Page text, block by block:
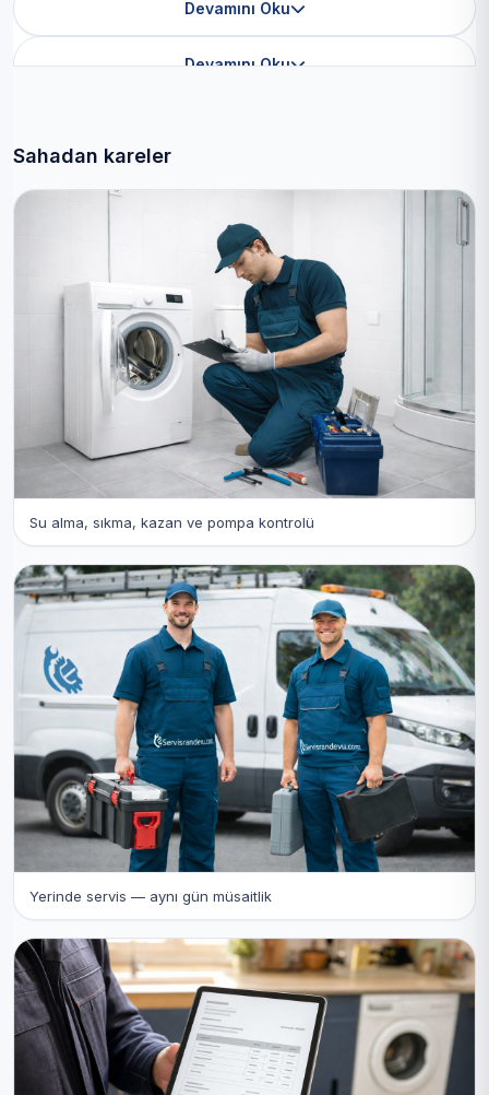
Devamını Oku
Devamını Oku
Sahadan kareler
Su alma, sıkma, kazan ve pompa kontrolü
Yerinde servis — aynı gün müsaitlik